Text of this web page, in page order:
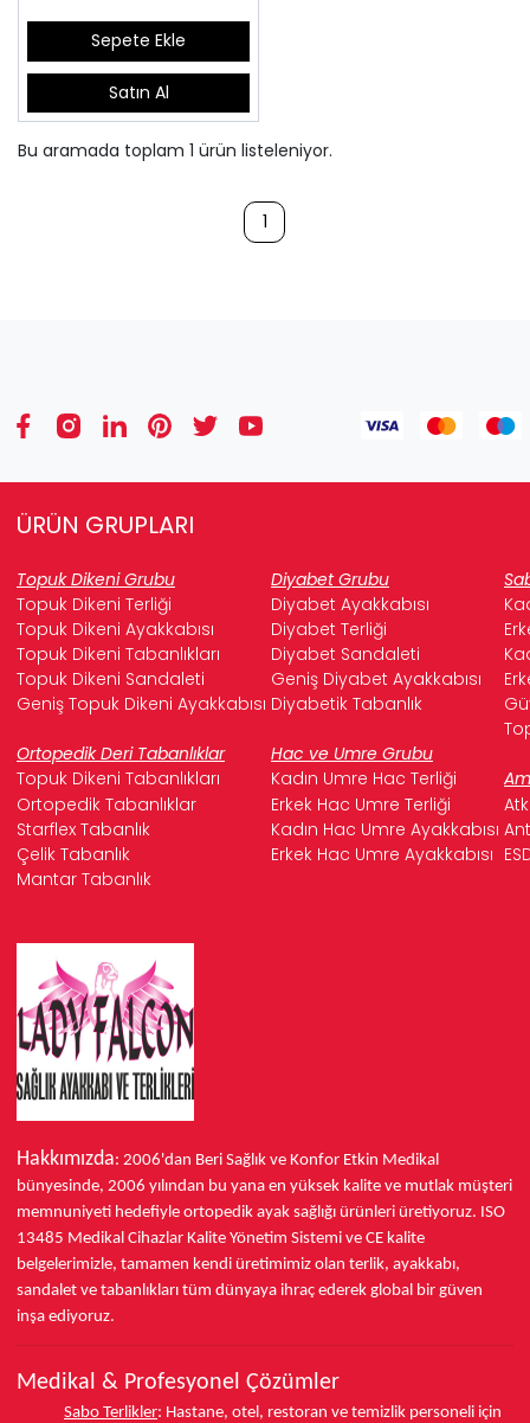
Sepete Ekle
Satın Al
Bu aramada toplam 1 ürün listeleniyor.
1
ÜRÜN GRUPLARI
Topuk Dikeni Grubu Diyabet Grubu
Topuk Dikeni Terliği
Diyabet Ayakkabısı
Topuk Dikeni Ayakkabısı
Diyabet Terliği
Topuk Dikeni Tabanlıkları
Diyabet Sandaleti
Topuk Dikeni Sandaleti
Geniş Diyabet Ayakkabısı
Geniş Topuk Dikeni Ayakkabısı Diyabetik Tabanlık
Ortopedik Deri Tabanlıklar
Hac ve Umre Grubu
Topuk Dikeni Tabanlıkları
Kadın Umre Hac Terliği
Ortopedik Tabanlıklar
Erkek Hac Umre Terliği
Starflex Tabanlık
Kadın Hac Umre Ayakkabısı
Çelik Tabanlık
Erkek Hac Umre Ayakkabısı
Mantar Tabanlık
Hakkımızda: 2006'dan Beri Sağlık ve Konfor Etkin Medikal
bünyesinde, 2006 yılından bu yana en yüksek kalite ve mutlak müşteri
memnuniyeti hedefiyle ortopedik ayak sağlığı ürünleri üretiyoruz. ISO
13485 Medikal Cihazlar Kalite Yönetim Sistemi ve CE kalite
belgelerimizle, tamamen kendi üretimimiz olan terlik, ayakkabı,
sandalet ve tabanlıkları tüm dünyaya ihraç ederek global bir güven
inşa ediyoruz.
Medikal & Profesyonel Çözümler
Sabo Terlikler: Hastane, otel, restoran ve temizlik personeli için